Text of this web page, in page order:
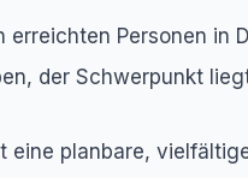
Personen in
der Schwerpunkt
eine planbare,